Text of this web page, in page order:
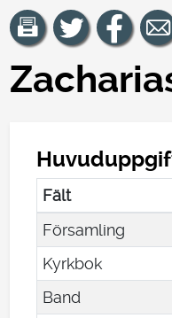
Fält
Församling
Kyrkbok
Band